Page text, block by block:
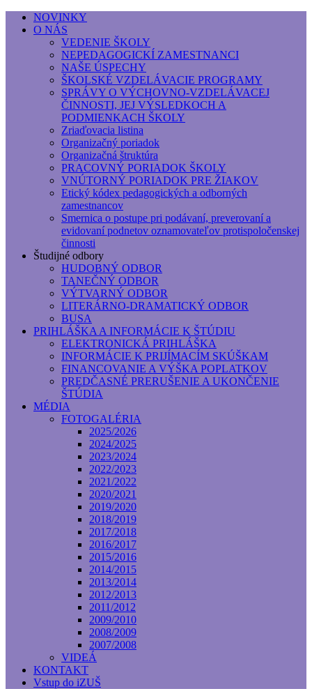
Základná umelecká škola, Hálkova
Základná umelecká škola, Hálkova 56, Bratislava -
NOVINKY
O NÁS
VEDENIE ŠKOLY
NEPEDAGOGICKÍ ZAMESTNANCI
NAŠE ÚSPECHY
ŠKOLSKÉ VZDELÁVACIE PROGRAMY
SPRÁVY O VÝCHOVNO-VZDELÁVACEJ
ČINNOSTI, JEJ VÝSLEDKOCH A
PODMIENKACH ŠKOLY
Zriaďovacia listina
Organizačný poriadok
Organizačná štruktúra
PRACOVNÝ PORIADOK ŠKOLY
VNÚTORNÝ PORIADOK PRE ŽIAKOV
Etický kódex pedagogických a odborných
zamestnancov
Smernica o postupe pri podávaní, preverovaní a
evidovaní podnetov oznamovateľov protispoločenskej
činnosti
Študijné odbory
HUDOBNÝ ODBOR
TANEČNÝ ODBOR
VÝTVARNÝ ODBOR
LITERÁRNO-DRAMATICKÝ ODBOR
BUSA
PRIHLÁŠKA A INFORMÁCIE K ŠTÚDIU
ELEKTRONICKÁ PRIHLÁŠKA
INFORMÁCIE K PRIJÍMACÍM SKÚŠKAM
FINANCOVANIE A VÝŠKA POPLATKOV
PREDČASNÉ PRERUŠENIE A UKONČENIE
ŠTÚDIA
MÉDIA
FOTOGALÉRIA
2025/2026
2024/2025
2023/2024
2022/2023
2021/2022
2020/2021
2019/2020
2018/2019
2017/2018
2016/2017
2015/2016
2014/2015
2013/2014
2012/2013
2011/2012
2009/2010
2008/2009
2007/2008
VIDEÁ
KONTAKT
Vstup do iZUŠ